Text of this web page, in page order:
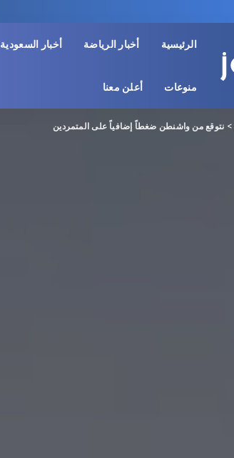
الرئيسية أخبار الرياضة أخبار السعودية
منوعات أعلن معنا
> نتوقع من واشنطن ضغطاً إضافياً على المتمردين